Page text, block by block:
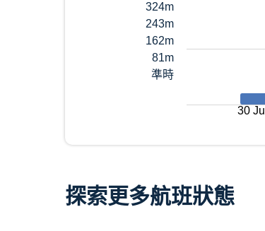
324m
243m
162m
81m
準時
30 Jul
探索更多航班狀態